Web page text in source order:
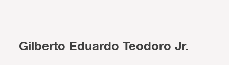
Gilberto Eduardo Teodoro Jr.